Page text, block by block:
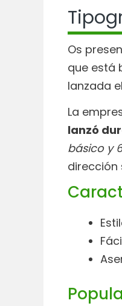
Os
que está
lanzada
La
lanzó
básico y
dirección